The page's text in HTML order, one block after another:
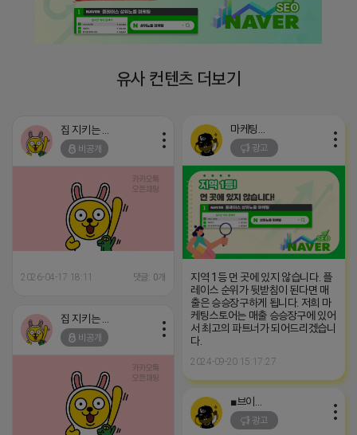
유사 컨텐츠 더보기
비공개
2026-04-17 18:11 댓글: 0개
광고
지역 1등 먼 곳에 있지 않습니다. 플
레이스 순위가 뒷받침이 된다면 매
출은 승승장구하게 됩니다. 저희 마
케팅스토어는 매출 승승장구에 있어
서 최고의 파트너가 되어드리겠습니
다.
2024-09-20 15:17:27
비공개
광고